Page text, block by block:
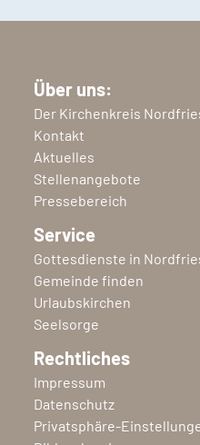
Über uns:
Der Kirchenkreis
Kontakt
Aktuelles
Stellenangebote
Pressebereich
Service
Gottesdienste in
Gemeinde finden
Urlaubskirchen
Seelsorge
Rechtliches
Impressum
Datenschutz
Privatsphäre-